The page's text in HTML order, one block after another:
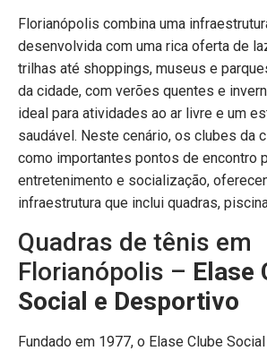
Florianópolis combina uma
desenvolvida com uma rica oferta de
trilhas até shoppings, museus e
da cidade, com verões quentes e
ideal para atividades ao ar livre e um
saudável. Neste cenário, os clubes da
como importantes pontos de encontro
entretenimento e socialização,
infraestrutura que inclui quadras,
Quadras de tênis em
Florianópolis – Elase
Social e Desportivo
Fundado em 1977, o Elase Clube